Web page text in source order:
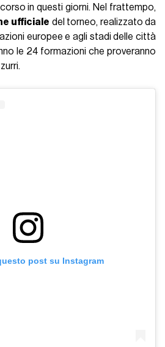
in questi giorni. Nel frattempo,
ufficiale del torneo, realizzato da
europee e agli stadi delle città
le 24 formazioni che proveranno
post su Instagram